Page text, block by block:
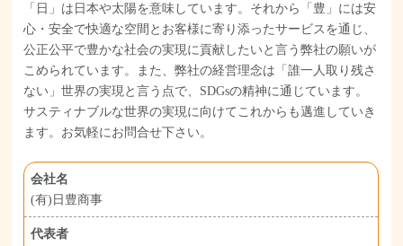
「日」は日本や太陽を意味しています。それから「豊」には安
心・安全で快適な空間とお客様に寄り添ったサービスを通じ、
公正公平で豊かな社会の実現に貢献したいと言う弊社の願いが
こめられています。また、弊社の経営理念は「誰一人取り残さ
ない」世界の実現と言う点で、SDGsの精神に通じています。
サスティナブルな世界の実現に向けてこれからも邁進していき
ます。お気軽にお問合せ下さい。
会社名
(有)日豊商事
代表者